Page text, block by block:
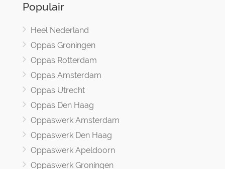
Populair
Heel Nederland
Oppas Groningen
Oppas Rotterdam
Oppas Amsterdam
Oppas Utrecht
Oppas Den Haag
Oppaswerk Amsterdam
Oppaswerk Den Haag
Oppaswerk Apeldoorn
Oppaswerk Groningen